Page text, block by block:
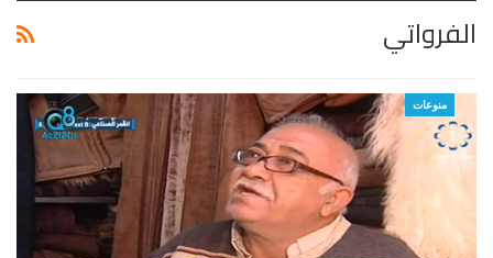
الفرواتي
منوعات